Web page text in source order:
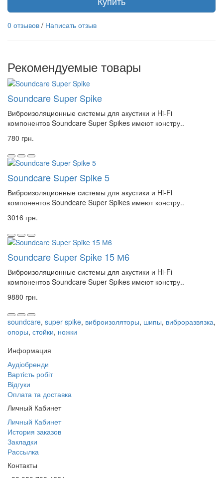
0 отзывов / Написать отзыв
Рекомендуемые товары
Soundcare Super Spike
Виброизоляционные системы для акустики и Hi-Fi
компонентов Soundcare Super Spikes имеют констру..
780 грн.
Soundcare Super Spike 5
Виброизоляционные системы для акустики и Hi-Fi
компонентов Soundcare Super Spikes имеют констру..
3016 грн.
Soundcare Super Spike 15 М6
Виброизоляционные системы для акустики и Hi-Fi
компонентов Soundcare Super Spikes имеют констру..
9880 грн.
soundcare, super spike, виброизоляторы, шипы, виброразвязка,
опоры, стойки, ножки
Информация
Аудіобренди
Вартість робіт
Відгуки
Оплата та доставка
Личный Кабинет
Личный Кабинет
История заказов
Закладки
Рассылка
Контакты